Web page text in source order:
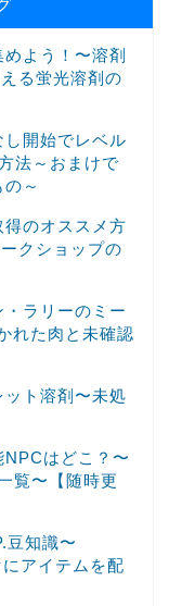
めよう！〜溶剤
る蛍光溶剤の
し開始でレベル
法～おまけで
～
得のオススメ方
クショップの
・ラリーのミー
れた肉と未確認
ット溶剤〜未処
NPCはどこ？〜
覧〜【随時更
豆知識〜
アイテムを配